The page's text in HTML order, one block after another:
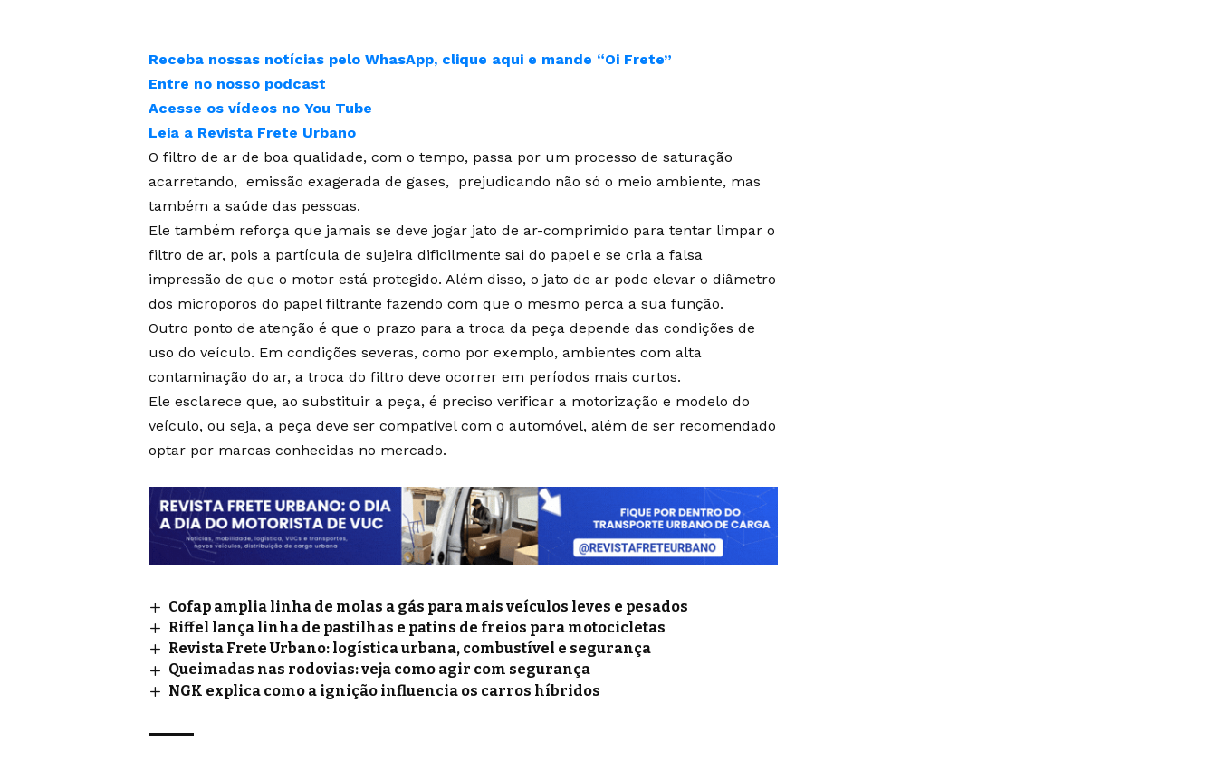
Receba nossas notícias pelo WhasApp, clique aqui e mande “Oi Frete”
Entre no nosso podcast
Acesse os vídeos no You Tube
Leia a Revista Frete Urbano
O filtro de ar de boa qualidade, com o tempo, passa por um processo de saturação
acarretando, emissão exagerada de gases, prejudicando não só o meio ambiente, mas
também a saúde das pessoas.
Ele também reforça que jamais se deve jogar jato de ar-comprimido para tentar limpar o
filtro de ar, pois a partícula de sujeira dificilmente sai do papel e se cria a falsa
impressão de que o motor está protegido. Além disso, o jato de ar pode elevar o diâmetro
dos microporos do papel filtrante fazendo com que o mesmo perca a sua função.
Outro ponto de atenção é que o prazo para a troca da peça depende das condições de
uso do veículo. Em condições severas, como por exemplo, ambientes com alta
contaminação do ar, a troca do filtro deve ocorrer em períodos mais curtos.
Ele esclarece que, ao substituir a peça, é preciso verificar a motorização e modelo do
veículo, ou seja, a peça deve ser compatível com o automóvel, além de ser recomendado
optar por marcas conhecidas no mercado.
Cofap amplia linha de molas a gás para mais veículos leves e pesados
Riffel lança linha de pastilhas e patins de freios para motocicletas
Revista Frete Urbano: logística urbana, combustível e segurança
Queimadas nas rodovias: veja como agir com segurança
NGK explica como a ignição influencia os carros híbridos